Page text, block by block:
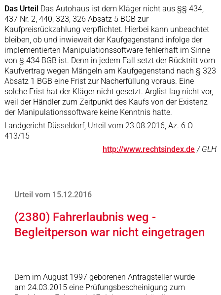
Das Urteil Das Autohaus ist dem Kläger nicht aus §§ 434,
437 Nr. 2, 440, 323, 326 Absatz 5 BGB zur
Kaufpreisrückzahlung verpflichtet. Hierbei kann unbeachtet
bleiben, ob und inwieweit der Kaufgegenstand infolge der
implementierten Manipulationssoftware fehlerhaft im Sinne
von § 434 BGB ist. Denn in jedem Fall setzt der Rücktritt vom
Kaufvertrag wegen Mängeln am Kaufgegenstand nach § 323
Absatz 1 BGB eine Frist zur Nacherfüllung voraus. Eine
solche Frist hat der Kläger nicht gesetzt. Arglist lag nicht vor,
weil der Händler zum Zeitpunkt des Kaufs von der Existenz
der Manipulationssoftware keine Kenntnis hatte.
Landgericht Düsseldorf, Urteil vom 23.08.2016, Az. 6 O
413/15
http://www.rechtsindex.de / GLH
Urteil vom 15.12.2016
(2380) Fahrerlaubnis weg -
Begleitperson war nicht eingetragen
Dem im August 1997 geborenen Antragsteller wurde
am 24.03.2015 eine Prüfungsbescheinigung zum